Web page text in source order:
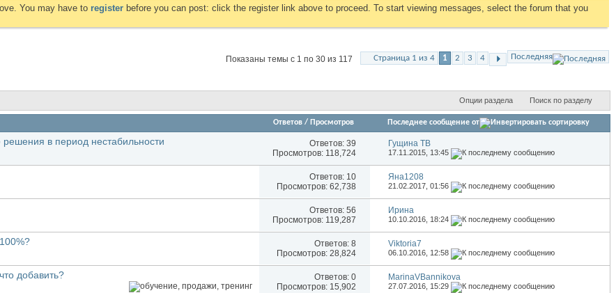
You may have to register before you can post: click the register link above to proceed. To start viewing messages, select the forum that you
Страница 1 из 4 1 2 3 4 Последняя
Показаны темы с 1 по 30 из 117
Опции раздела Поиск по разделу
Ответов / Просмотров Последнее сообщение от
в период нестабильности Ответов: 39
Просмотров: 118,724
Гущина ТВ
17.11.2015, 13:45
Ответов: 10
Просмотров: 62,738
Яна1208
21.02.2017,01:56
Ответов: 56
Просмотров: 119,287
Иринa
10.10.2016, 18:24
Ответов: 8
Просмотров: 28,824
Viktoria7
06.10.2016, 12:58
добавить? Ответов: 0
Просмотров: 15,902
MarinaVBannikova
27.07.2016, 15:29